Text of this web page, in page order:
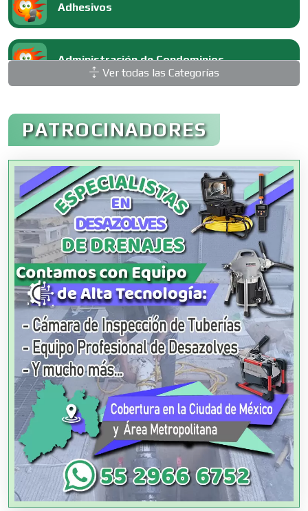
Adhesivos
Administración de Condominios
Administración de Empresas
Agencias Aduanales
Agencias de Autos
Agencias de Cobranza
Agencias de Colocación
Agencias de Modelos
Agencias de Publicidad
Agencias de Viajes
Ver todas las Categorías
PATROCINADORES